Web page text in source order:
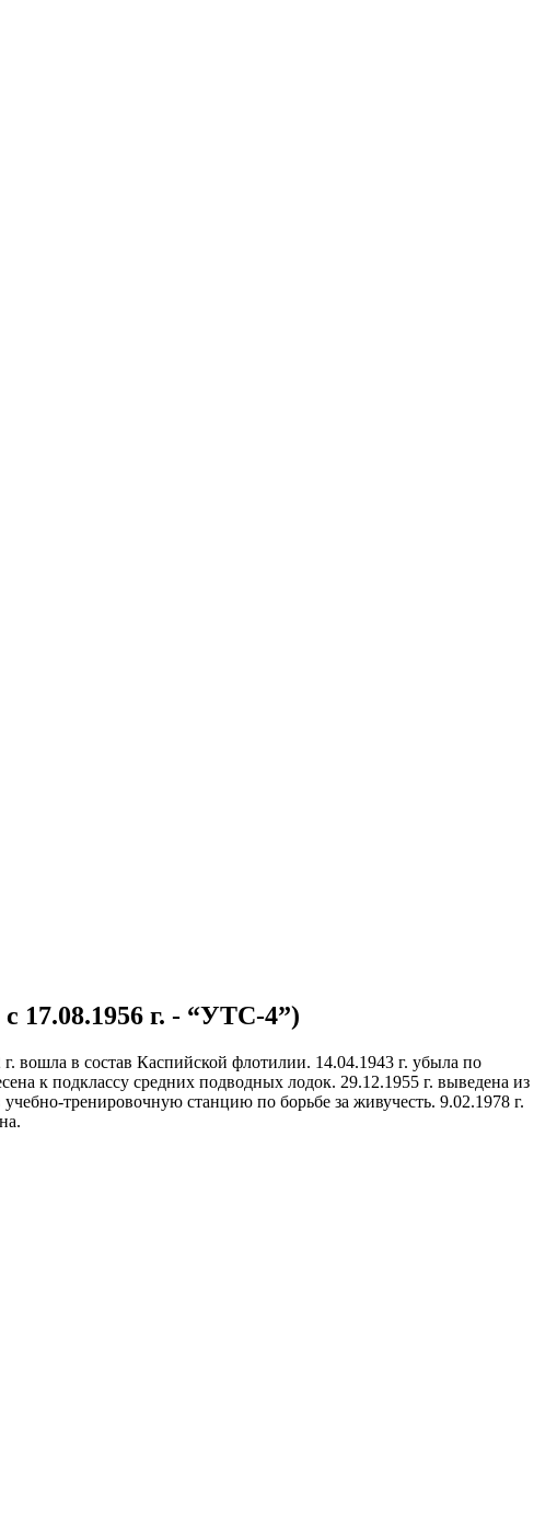
17.08.1956 г. - “УТС-4”)
вошла в состав Каспийской флотилии. 14.04.1943 г. убыла по
к подклассу средних подводных лодок. 29.12.1955 г. выведена из
тренировочную станцию по борьбе за живучесть. 9.02.1978 г.